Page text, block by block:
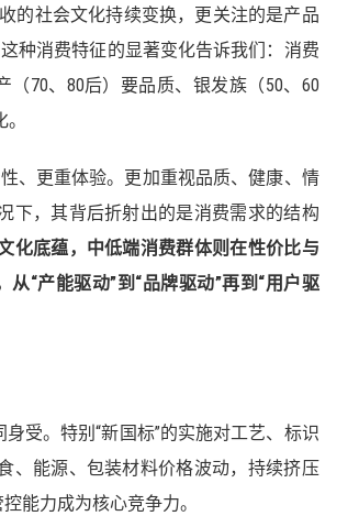
的社会文化持续变换，更关注的是产品
种消费特征的显著变化告诉我们：消费
70、80后）要品质、银发族（50、60
、更重体验。更加重视品质、健康、情
下，其背后折射出的是消费需求的结构
化底蕴，中低端消费群体则在性价比与
“产能驱动”到“品牌驱动”再到“用户驱
受。特别“新国标”的实施对工艺、标识
、能源、包装材料价格波动，持续挤压
能力成为核心竞争力。